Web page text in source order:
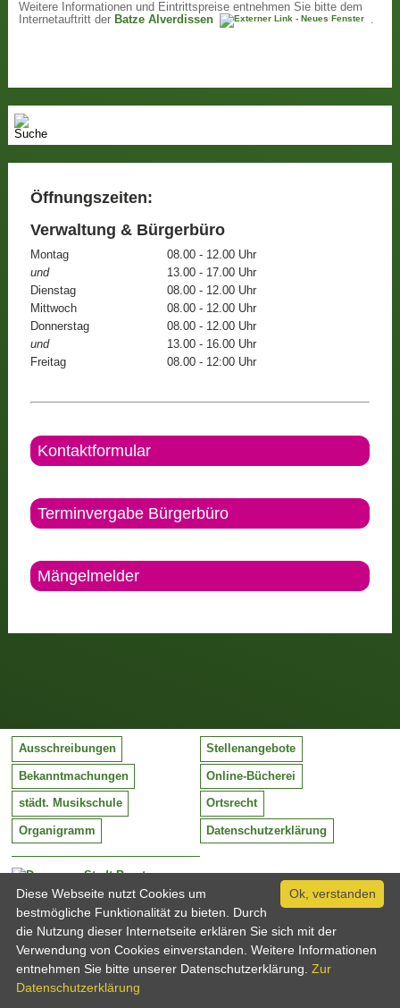
Weitere Informationen und Eintrittspreise entnehmen Sie bitte dem
Internetauftritt der Batze Alverdissen .
Öffnungszeiten:
Verwaltung & Bürgerbüro
Montag
08.00 - 12.00 Uhr
und
13.00 - 17.00 Uhr
Dienstag
08.00 - 12.00 Uhr
Mittwoch
08.00 - 12.00 Uhr
Donnerstag
08.00 - 12.00 Uhr
und
13.00 - 16.00 Uhr
Freitag
08.00 - 12:00 Uhr
Kontaktformular
Terminvergabe Bürgerbüro
Mängelmelder
Stadt Barntrup
Mittelstraße 38
32683 Barntrup
Tel:
Email:
05263 / 409-0
info@barntrup.de
Ausschreibungen Stellenangebote
Bekanntmachungen Online-Bücherei
städt. Musikschule Ortsrecht
Organigramm Datenschutzerklärung
Ok, verstanden
Diese Webseite nutzt Cookies um
bestmögliche Funktionalität zu bieten. Durch
die Nutzung dieser Internetseite erklären Sie sich mit der
Verwendung von Cookies einverstanden. Weitere Informationen
entnehmen Sie bitte unserer Datenschutzerklärung. Zur
Datenschutzerklärung